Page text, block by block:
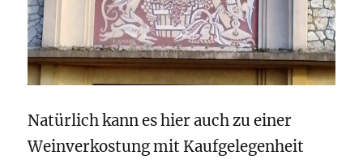
Natürlich kann es hier auch zu einer
Weinverkostung mit Kaufgelegenheit